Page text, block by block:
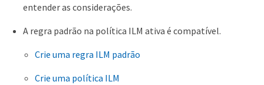
entender as considerações.
A regra padrão na política ILM ativa é compatível.
Crie uma regra ILM padrão
Crie uma política ILM